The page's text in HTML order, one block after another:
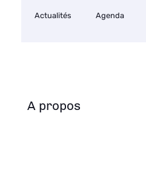
Navigation
A propos
secondaire
Actualités Agenda